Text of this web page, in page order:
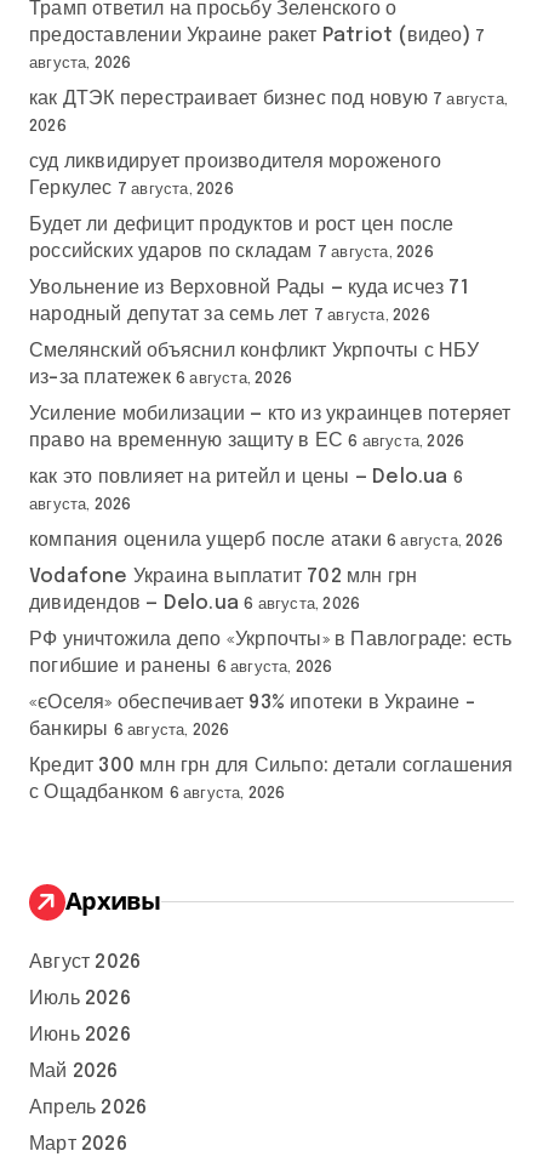
Трамп ответил на просьбу Зеленского о
предоставлении Украине ракет Patriot (видео) 7
августа, 2026
как ДТЭК перестраивает бизнес под новую 7 августа,
2026
суд ликвидирует производителя мороженого
Геркулес 7 августа, 2026
Будет ли дефицит продуктов и рост цен после
российских ударов по складам 7 августа, 2026
Увольнение из Верховной Рады — куда исчез 71
народный депутат за семь лет 7 августа, 2026
Смелянский объяснил конфликт Укрпочты с НБУ
из-за платежек 6 августа, 2026
Усиление мобилизации — кто из украинцев потеряет
право на временную защиту в ЕС 6 августа, 2026
как это повлияет на ритейл и цены — Delo.ua 6
августа, 2026
компания оценила ущерб после атаки 6 августа, 2026
Vodafone Украина выплатит 702 млн грн
дивидендов — Delo.ua 6 августа, 2026
РФ уничтожила депо «Укрпочты» в Павлограде: есть
погибшие и ранены 6 августа, 2026
«єОселя» обеспечивает 93% ипотеки в Украине –
банкиры 6 августа, 2026
Кредит 300 млн грн для Сильпо: детали соглашения
с Ощадбанком 6 августа, 2026
Архивы
Август 2026
Июль 2026
Июнь 2026
Май 2026
Апрель 2026
Март 2026